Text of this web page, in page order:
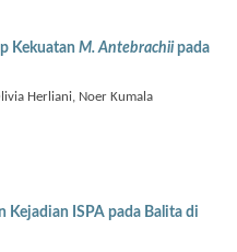
Kekuatan M. Antebrachiipada
Herliani, Noer Kumala
Kejadian ISPA pada Balita di